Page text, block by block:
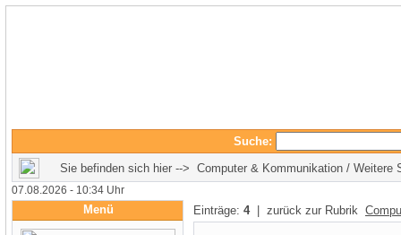
Suche:
Sie befinden sich hier --> Computer & Kommunikation / Weitere
07.08.2026 - 10:34 Uhr
Menü Einträge: 4| zurück zur Rubrik